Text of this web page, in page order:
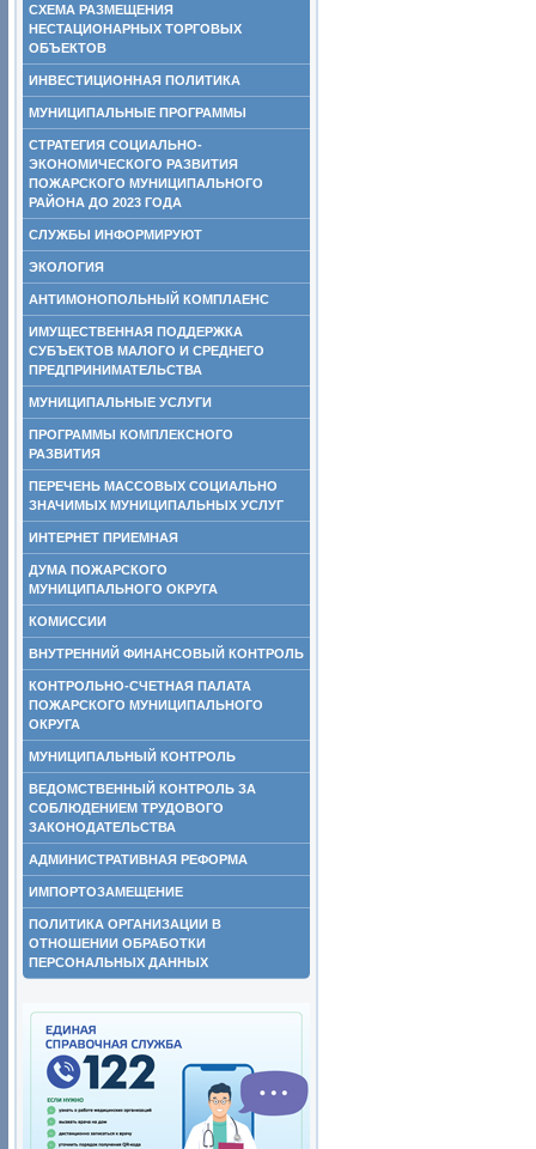
СХЕМА РАЗМЕЩЕНИЯ
НЕСТАЦИОНАРНЫХ ТОРГОВЫХ
ОБЪЕКТОВ
ИНВЕСТИЦИОННАЯ ПОЛИТИКА
МУНИЦИПАЛЬНЫЕ ПРОГРАММЫ
СТРАТЕГИЯ СОЦИАЛЬНО-
ЭКОНОМИЧЕСКОГО РАЗВИТИЯ
ПОЖАРСКОГО МУНИЦИПАЛЬНОГО
РАЙОНА ДО 2023 ГОДА
СЛУЖБЫ ИНФОРМИРУЮТ
ЭКОЛОГИЯ
АНТИМОНОПОЛЬНЫЙ КОМПЛАЕНС
ИМУЩЕСТВЕННАЯ ПОДДЕРЖКА
СУБЪЕКТОВ МАЛОГО И СРЕДНЕГО
ПРЕДПРИНИМАТЕЛЬСТВА
МУНИЦИПАЛЬНЫЕ УСЛУГИ
ПРОГРАММЫ КОМПЛЕКСНОГО
РАЗВИТИЯ
ПЕРЕЧЕНЬ МАССОВЫХ СОЦИАЛЬНО
ЗНАЧИМЫХ МУНИЦИПАЛЬНЫХ УСЛУГ
ИНТЕРНЕТ ПРИЕМНАЯ
ДУМА ПОЖАРСКОГО
МУНИЦИПАЛЬНОГО ОКРУГА
КОМИССИИ
ВНУТРЕННИЙ ФИНАНСОВЫЙ КОНТРОЛЬ
КОНТРОЛЬНО-СЧЕТНАЯ ПАЛАТА
ПОЖАРСКОГО МУНИЦИПАЛЬНОГО
ОКРУГА
МУНИЦИПАЛЬНЫЙ КОНТРОЛЬ
ВЕДОМСТВЕННЫЙ КОНТРОЛЬ ЗА
СОБЛЮДЕНИЕМ ТРУДОВОГО
ЗАКОНОДАТЕЛЬСТВА
АДМИНИСТРАТИВНАЯ РЕФОРМА
ИМПОРТОЗАМЕЩЕНИЕ
ПОЛИТИКА ОРГАНИЗАЦИИ В
ОТНОШЕНИИ ОБРАБОТКИ
ПЕРСОНАЛЬНЫХ ДАННЫХ